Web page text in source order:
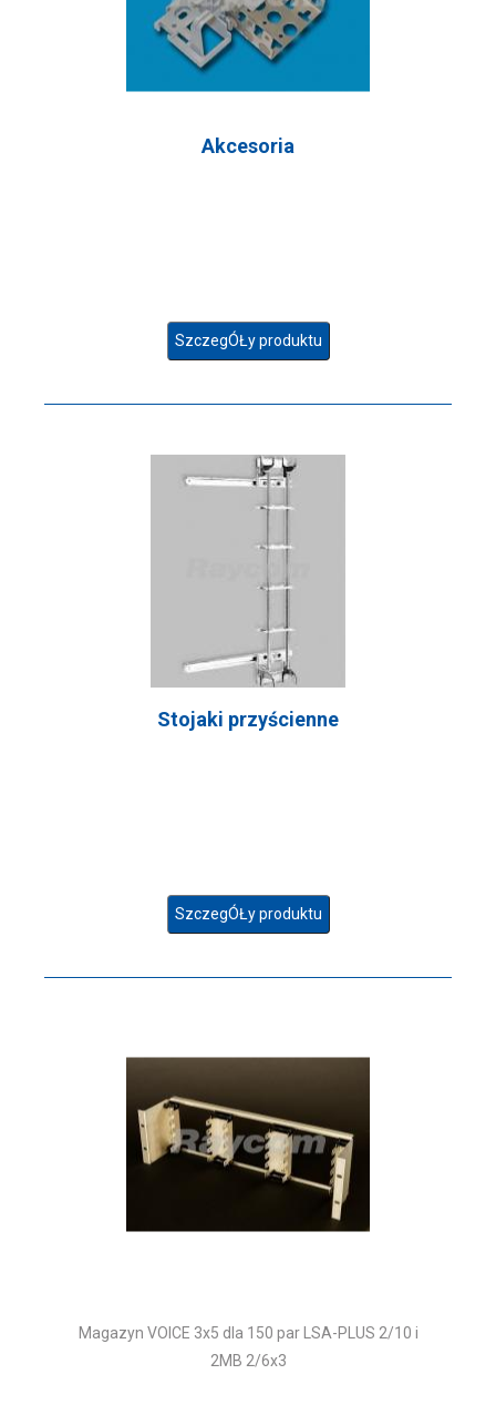
Akcesoria
SzczegÓŁy produktu
Stojaki przyścienne
SzczegÓŁy produktu
Magazyn VOICE 3x5 dla 150 par LSA-PLUS 2/10 i
2MB 2/6x3